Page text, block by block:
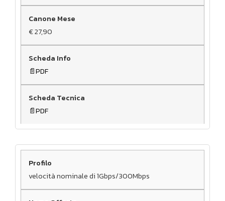
€ 27,90
PDF
PDF
velocità nominale di 1Gbps/300Mbps